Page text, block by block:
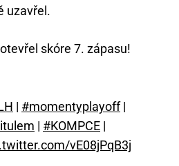
uzavřel.
skóre 7. zápasu!
| #momentyplayoff|
| #KOMPCE |
vE08jPqB3j